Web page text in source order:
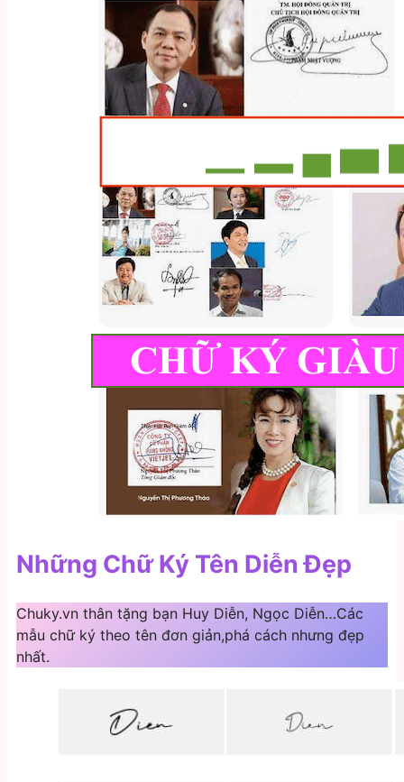
Những Chữ Ký Tên Diễn Đẹp
Chuky.vn thân tặng bạn Huy Diễn, Ngọc Diễn…Các
mẫu chữ ký theo tên đơn giản,phá cách nhưng đẹp
nhất.